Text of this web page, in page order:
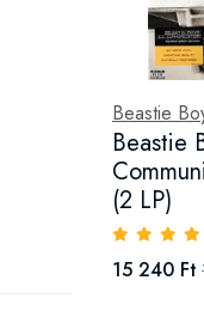
Beastie
Beastie
(2 LP)
15 240 Ft